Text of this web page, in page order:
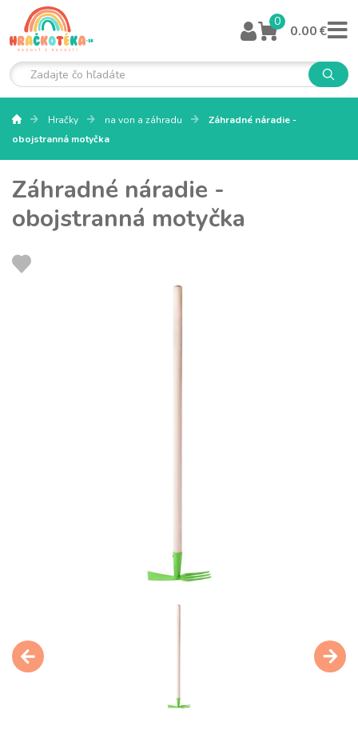
0
0.00 €
Hračky na von a záhradu
Záhradné náradie -
obojstranná motyčka
Záhradné náradie -
obojstranná motyčka